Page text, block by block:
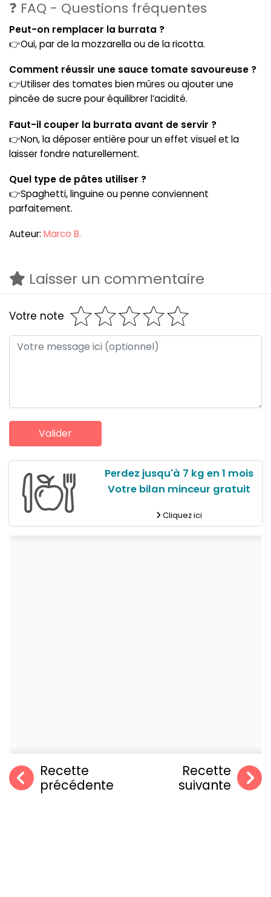
❓ FAQ - Questions fréquentes
Peut-on remplacer la burrata ?
👉Oui, par de la mozzarella ou de la ricotta.
Comment réussir une sauce tomate savoureuse ?
👉Utiliser des tomates bien mûres ou ajouter une
pincée de sucre pour équilibrer l’acidité.
Faut-il couper la burrata avant de servir ?
👉Non, la déposer entière pour un effet visuel et la
laisser fondre naturellement.
Quel type de pâtes utiliser ?
👉Spaghetti, linguine ou penne conviennent
parfaitement.
Auteur: Marco B.
Laisser un commentaire
Votre note
Perdez jusqu'à 7 kg en 1 mois
Votre bilan minceur gratuit
Cliquez ici
Recette
précédente
Recette
suivante